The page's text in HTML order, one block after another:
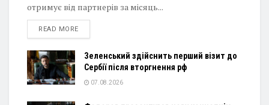
отримує від партнерів за місяць...
READ MOREDETAILS
Зеленський здійснить перший візит до
Сербії після вторгнення рф
07.08.2026